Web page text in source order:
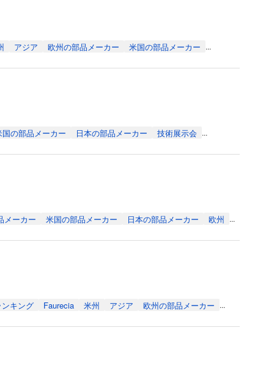
アジア 欧州の部品メーカー 米国の部品メーカー ...
国の部品メーカー 日本の部品メーカー 技術展示会 ...
メーカー 米国の部品メーカー 日本の部品メーカー 欧州 ...
ンキング Faurecia 米州 アジア 欧州の部品メーカー ...